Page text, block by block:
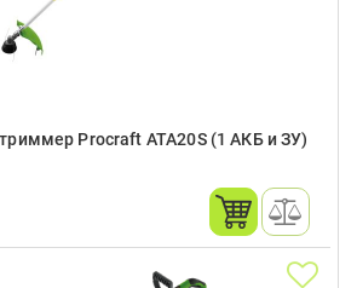
Procraft ATA20S (1 АКБ и ЗУ)